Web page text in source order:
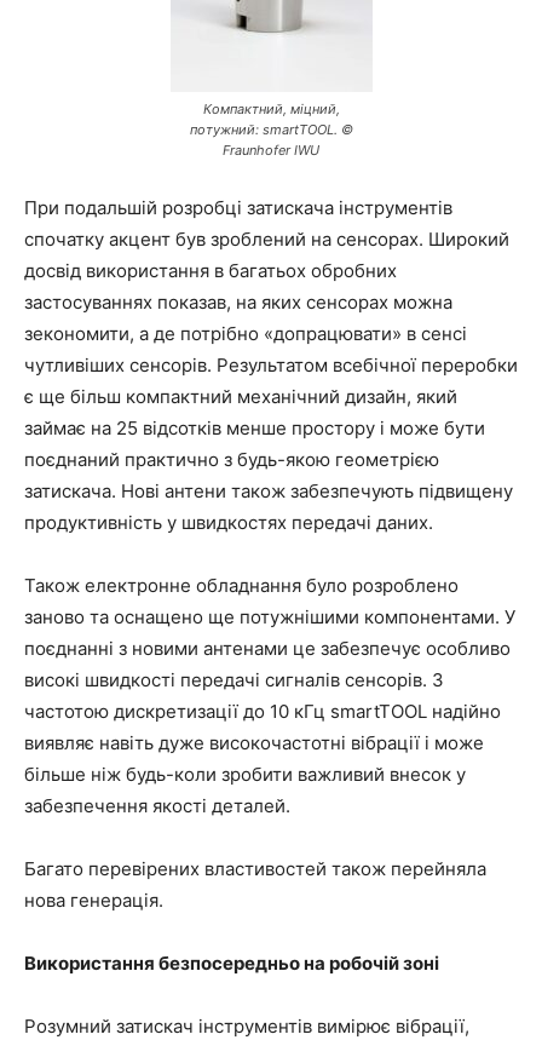
Компактний, міцний,
потужний: smartTOOL. ©
Fraunhofer IWU
При подальшій розробці затискача інструментів
спочатку акцент був зроблений на сенсорах. Широкий
досвід використання в багатьох обробних
застосуваннях показав, на яких сенсорах можна
зекономити, а де потрібно «допрацювати» в сенсі
чутливіших сенсорів. Результатом всебічної переробки
є ще більш компактний механічний дизайн, який
займає на 25 відсотків менше простору і може бути
поєднаний практично з будь-якою геометрією
затискача. Нові антени також забезпечують підвищену
продуктивність у швидкостях передачі даних.
Також електронне обладнання було розроблено
заново та оснащено ще потужнішими компонентами. У
поєднанні з новими антенами це забезпечує особливо
високі швидкості передачі сигналів сенсорів. З
частотою дискретизації до 10 кГц smartTOOL надійно
виявляє навіть дуже високочастотні вібрації і може
більше ніж будь-коли зробити важливий внесок у
забезпечення якості деталей.
Багато перевірених властивостей також перейняла
нова генерація.
Використання безпосередньо на робочій зоні
Розумний затискач інструментів вимірює вібрації,